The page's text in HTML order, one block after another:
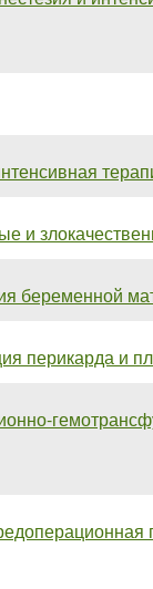
и
беременной
перикарда и